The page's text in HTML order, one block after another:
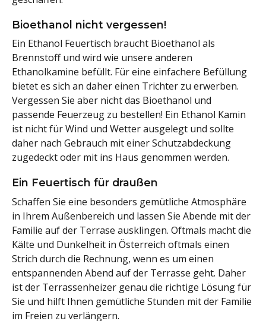
Bioethanol nicht vergessen!
Ein Ethanol Feuertisch braucht Bioethanol als
Brennstoff und wird wie unsere anderen
Ethanolkamine befüllt. Für eine einfachere Befüllung
bietet es sich an daher einen Trichter zu erwerben.
Vergessen Sie aber nicht das Bioethanol und
passende Feuerzeug zu bestellen! Ein Ethanol Kamin
ist nicht für Wind und Wetter ausgelegt und sollte
daher nach Gebrauch mit einer Schutzabdeckung
zugedeckt oder mit ins Haus genommen werden.
Ein Feuertisch für draußen
Schaffen Sie eine besonders gemütliche Atmosphäre
in Ihrem Außenbereich und lassen Sie Abende mit der
Familie auf der Terrase ausklingen. Oftmals macht die
Kälte und Dunkelheit in Österreich oftmals einen
Strich durch die Rechnung, wenn es um einen
entspannenden Abend auf der Terrasse geht. Daher
ist der Terrassenheizer genau die richtige Lösung für
Sie und hilft Ihnen gemütliche Stunden mit der Familie
im Freien zu verlängern.